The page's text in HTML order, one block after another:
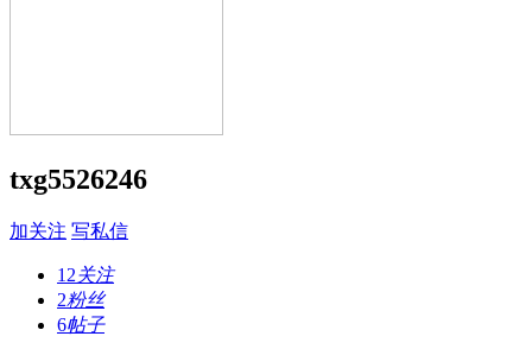
txg5526246
加关注 写私信
12关注
2粉丝
6帖子